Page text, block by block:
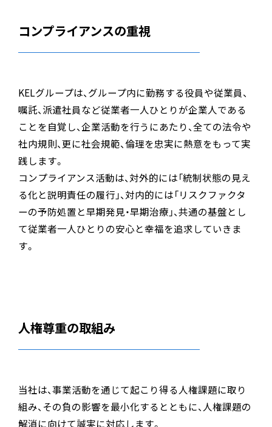
コンプライアンスの重視
KELグループは、グループ内に勤務する役員や従業員、
嘱託、派遣社員など従業者一人ひとりが企業人である
ことを自覚し、企業活動を行うにあたり、全ての法令や
社内規則、更に社会規範、倫理を忠実に熱意をもって実
践します。
コンプライアンス活動は、対外的には「統制状態の見え
る化と説明責任の履行」、対内的には「リスクファクタ
ーの予防処置と早期発見・早期治療」、共通の基盤とし
て従業者一人ひとりの安心と幸福を追求していきま
す。
人権尊重の取組み
当社は、事業活動を通じて起こり得る人権課題に取り
組み、その負の影響を最小化するとともに、人権課題の
解消に向けて誠実に対応します。